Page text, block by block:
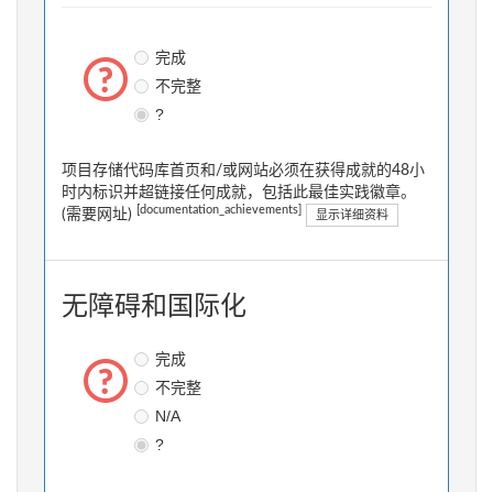
完成
不完整
?
项目存储代码库首页和/或网站必须在获得成就的48小
时内标识并超链接任何成就，包括此最佳实践徽章。
(需要网址)
[documentation_achievements] 显示详细资料
无障碍和国际化
完成
不完整
N/A
?